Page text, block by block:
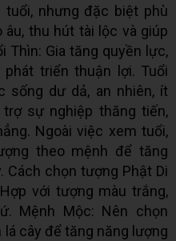
nhưng đặc biệt phù
âu, thu hút tài lộc và giúp
Thìn: Gia tăng quyền lực,
triển thuận lợi. Tuổi
sống dư dả, an nhiên, ít
sự nghiệp thăng tiến,
Ngoài việc xem tuổi,
theo mệnh để tăng
Cách chọn tượng Phật Di
với tượng màu trắng,
Mệnh Mộc: Nên chọn
cây để tăng năng lượng